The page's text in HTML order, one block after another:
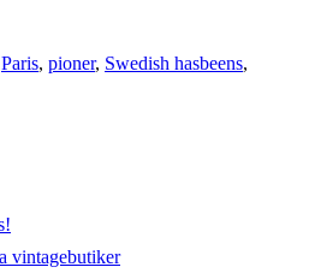
Paris, pioner, Swedish hasbeens,
vintagebutiker